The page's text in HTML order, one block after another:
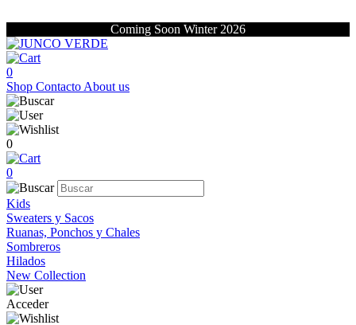
Coming Soon Winter 2026
0
Shop Contacto About us
0
0
Kids
Sweaters y Sacos
Ruanas, Ponchos y Chales
Sombreros
Hilados
New Collection
Acceder